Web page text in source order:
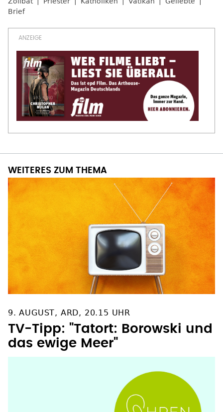
Brief
WEITERES ZUM THEMA
9. AUGUST, ARD, 20.15 UHR
TV-Tipp: "Tatort: Borowski und
das ewige Meer"